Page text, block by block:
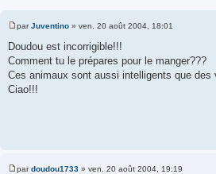
M
s
s
g
e
parJuventino » ven. 20 août 2004, 18:01
Doudou est incorrigible!!!
Comment tu le prépares pour le manger???
Ces animaux sont aussi intelligents que des
Ciao!!!
pardoudou1733 » ven. 20 août 2004, 19:19